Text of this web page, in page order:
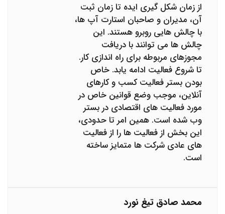
از زمان شکل گیری ایده تا زمان ثبت
آن، مدیران و صاحبان استارت آپ ها،
با چالش هایی روبرو هستند. این
چالش ها می توانند با دریافت
مجوزهای مربوطه برای راه اندازی کار.
تا شروع فعالیت ادامه یابد. خاص
بودن بستر فعالیت کسب و کارهای
آنلاین، موجب وضع قوانین خاص در
مورد فعالیت های اقتصادی در بستر
وب شده است. همین امر تا حدودی،
این بخش از فعالیت ها را از فعالیت
های عادی شرکت ها متمایز ساخته
است.
محمد صادق تیغ نورد